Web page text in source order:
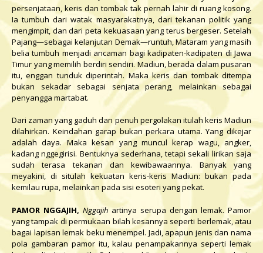
persenjataan, keris dan tombak tak pernah lahir di ruang kosong.
Ia tumbuh dari watak masyarakatnya, dari tekanan politik yang
mengimpit, dan dari peta kekuasaan yang terus bergeser. Setelah
Pajang—sebagai kelanjutan Demak—runtuh, Mataram yang masih
belia tumbuh menjadi ancaman bagi kadipaten-kadipaten di Jawa
Timur yang memilih berdiri sendiri. Madiun, berada dalam pusaran
itu, enggan tunduk diperintah. Maka keris dan tombak ditempa
bukan sekadar sebagai senjata perang, melainkan sebagai
penyangga martabat.
Dari zaman yang gaduh dan penuh pergolakan itulah keris Madiun
dilahirkan. Keindahan garap bukan perkara utama. Yang dikejar
adalah daya. Maka kesan yang muncul kerap wagu, angker,
kadang nggegirisi. Bentuknya sederhana, tetapi sekali lirikan saja
sudah terasa tekanan dan kewibawaannya. Banyak yang
meyakini, di situlah kekuatan keris-keris Madiun: bukan pada
kemilau rupa, melainkan pada sisi esoteri yang pekat.
PAMOR NGGAJIH, Nggajihartinya serupa dengan lemak. Pamor
yang tampak di permukaan bilah kesannya seperti berlemak, atau
bagai lapisan lemak beku menempel. Jadi, apapun jenis dan nama
pola gambaran pamor itu, kalau penampakannya seperti lemak